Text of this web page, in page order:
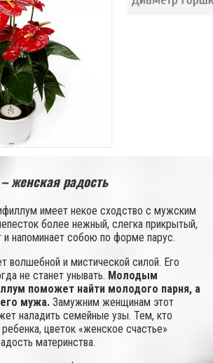
женская радость
имеет некое сходство с мужским
более нежный, слегка прикрытый,
напоминает собою по форме парус.
волшебной и мистической силой. Его
не станет унывать. Молодым
поможет найти молодого парня, а
мужа. Замужним женщинам этот
наладить семейные узы. Тем, кто
цветок «женское счастье»
материнства.